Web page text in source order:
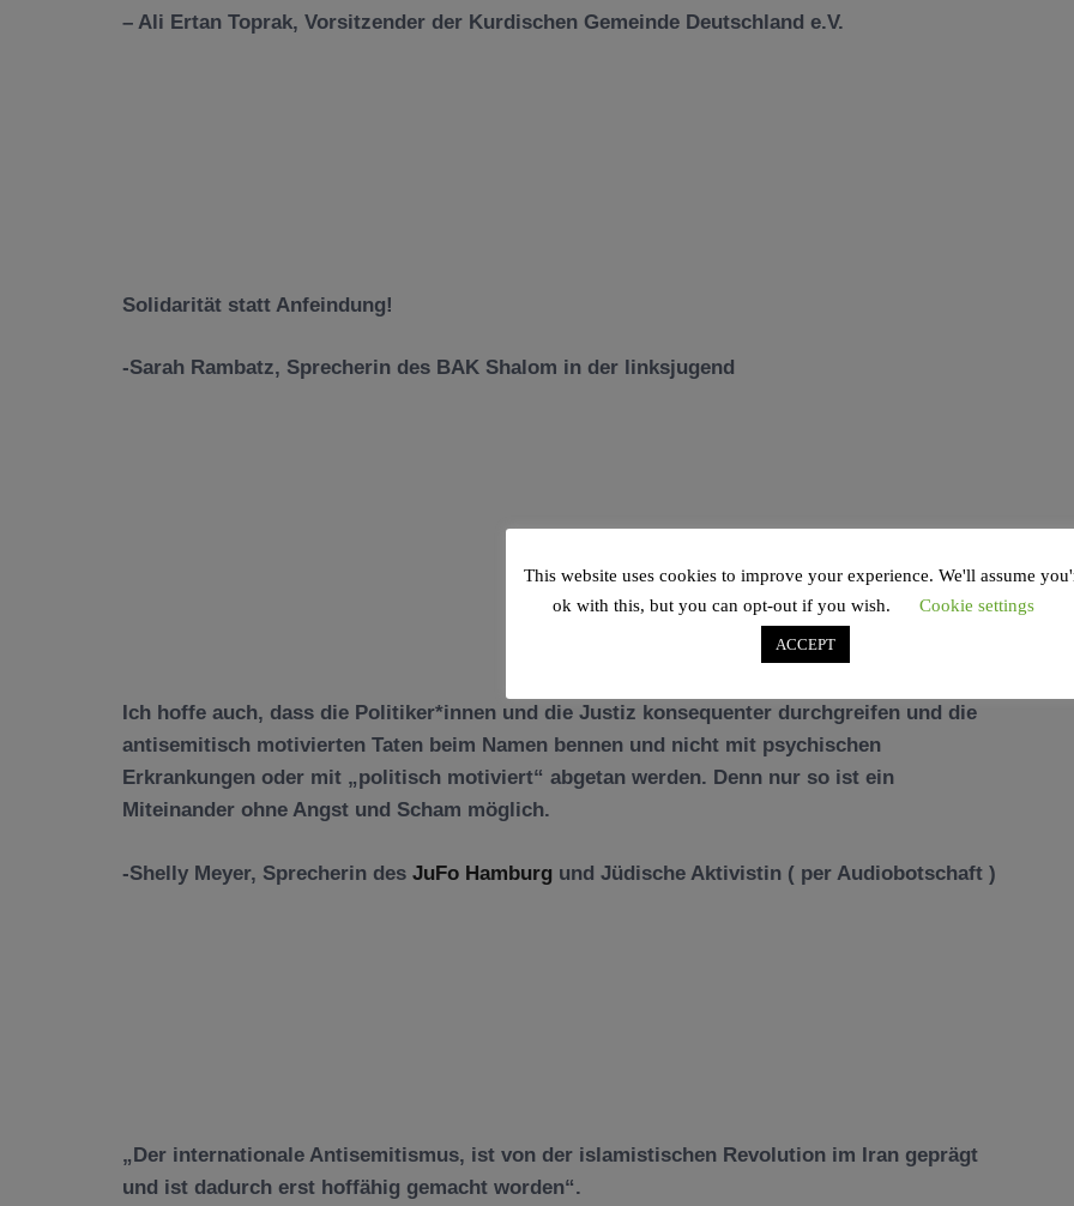
– Ali Ertan Toprak, Vorsitzender der Kurdischen Gemeinde Deutschland e.V.
Solidarität statt Anfeindung!
-Sarah Rambatz, Sprecherin des BAK Shalom in der linksjugend
Ich hoffe auch, dass die Politiker*innen und die Justiz konsequenter durchgreifen und die
antisemitisch motivierten Taten beim Namen bennen und nicht mit psychischen
Erkrankungen oder mit „politisch motiviert“ abgetan werden. Denn nur so ist ein
Miteinander ohne Angst und Scham möglich.
-Shelly Meyer, Sprecherin des JuFo Hamburg und Jüdische Aktivistin ( per Audiobotschaft )
„Der internationale Antisemitismus, ist von der islamistischen Revolution im Iran geprägt
und ist dadurch erst hoffähig gemacht worden“.
This website uses cookies to improve your experience. We'll assume
ok with this, but you can opt-out if you wish.
Cookie settings
ACCEPT